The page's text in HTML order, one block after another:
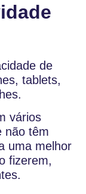
de
tablets,
vários
não têm
uma melhor
fizerem,